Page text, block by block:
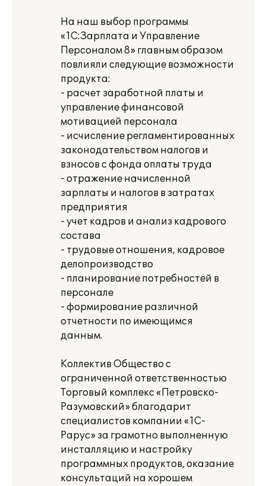
На наш выбор программы
«1С:Зарплата и Управление
Персоналом 8» главным образом
повлияли следующие возможности
продукта:
- расчет заработной платы и
управление финансовой
мотивацией персонала
- исчисление регламентированных
законодательством налогов и
взносов с фонда оплаты труда
- отражение начисленной
зарплаты и налогов в затратах
предприятия
- учет кадров и анализ кадрового
состава
- трудовые отношения, кадровое
делопроизводство
- планирование потребностей в
персонале
- формирование различной
отчетности по имеющимся
данным.
Коллектив Общество с
ограниченной ответственностью
Торговый комплекс «Петровско-
Разумовский» благодарит
специалистов компании «1С-
Рарус» за грамотно выполненную
инсталляцию и настройку
программных продуктов, оказание
консультаций на хорошем